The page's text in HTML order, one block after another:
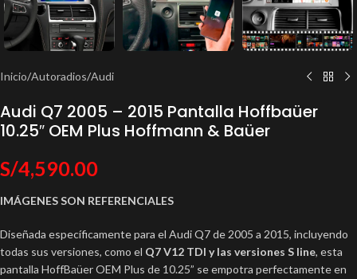
Inicio/Autoradios/Audi
Audi Q7 2005 – 2015 Pantalla Hoffbaüer
10.25″ OEM Plus Hoffmann & Baüer
S/4,590.00
IMÁGENES SON REFERENCIALES
Diseñada específicamente para el Audi Q7 de 2005 a 2015, incluyendo
todas sus versiones, como el Q7 V12 TDI y las versiones S line, esta
pantalla HoffBaüer OEM Plus de 10.25” se empotra perfectamente en